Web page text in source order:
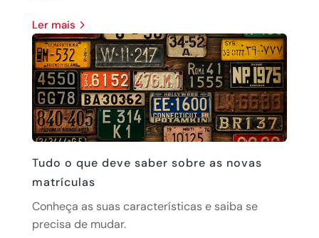
Ler mais
Tudo o que deve saber sobre as novas
matrículas
Conheça as suas características e saiba se
precisa de mudar.